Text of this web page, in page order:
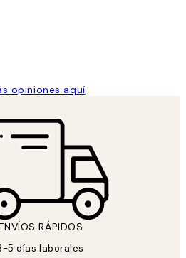
opiniones aquí
RÁPIDOS
5 días laborales